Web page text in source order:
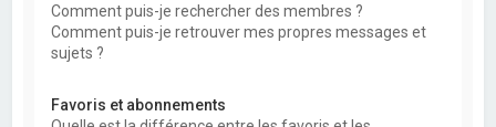
Comment puis-je rechercher des membres ?
Comment puis-je retrouver mes propres messages et
sujets ?
Favoris et abonnements